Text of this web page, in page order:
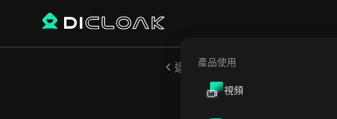
產品使用
視頻
返回
聯盟行銷獲